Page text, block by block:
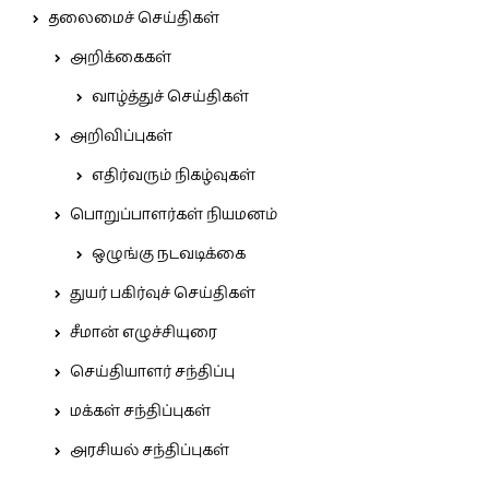
தலைமைச் செய்திகள்
அறிக்கைகள்
வாழ்த்துச் செய்திகள்
அறிவிப்புகள்
எதிர்வரும் நிகழ்வுகள்
பொறுப்பாளர்கள் நியமனம்
ஒழுங்கு நடவடிக்கை
துயர் பகிர்வுச் செய்திகள்
சீமான் எழுச்சியுரை
செய்தியாளர் சந்திப்பு
மக்கள் சந்திப்புகள்
அரசியல் சந்திப்புகள்